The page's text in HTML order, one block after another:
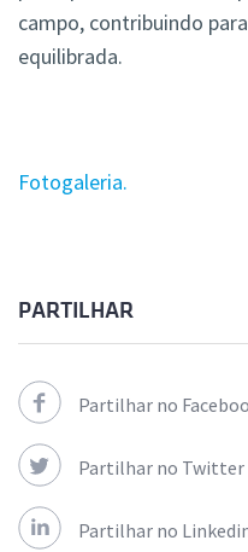
campo, contribuindo
equilibrada.
Fotogaleria.
PARTILHAR
Partilhar no
Partilhar no Twitter
Partilhar no